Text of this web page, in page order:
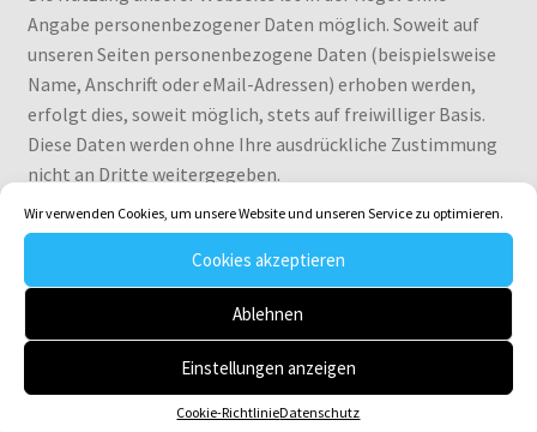
Wir verwenden Cookies, um unsere Website und unseren Service zu optimieren.
Cookies akzeptieren
Ablehnen
Einstellungen anzeigen
Cookie-RichtlinieDatenschutz
Angabe personenbezogener Daten möglich. Soweit auf
unseren Seiten personenbezogene Daten (beispielsweise
Name, Anschrift oder eMail-Adressen) erhoben werden,
erfolgt dies, soweit möglich, stets auf freiwilliger Basis.
Diese Daten werden ohne Ihre ausdrückliche Zustimmung
nicht an Dritte weitergegeben.
Wir weisen darauf hin, dass die Datenübertragung im
Internet (z.B. bei der Kommunikation per E-Mail)
Sicherheitslücken aufweisen kann. Ein lückenloser Schutz
der Daten vor dem Zugriff durch Dritte ist nicht möglich.
Der Nutzung von im Rahmen der Impressumspflicht
veröffentlichten Kontaktdaten durch Dritte zur